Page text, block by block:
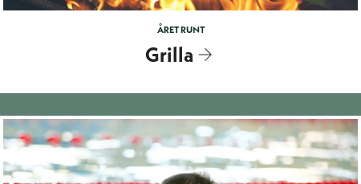
ÅRET RUNT
Grilla